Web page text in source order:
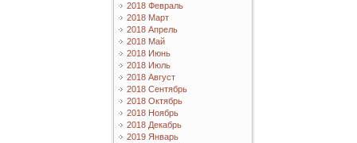
2018 Февраль
2018 Март
2018 Апрель
2018 Май
2018 Июнь
2018 Июль
2018 Август
2018 Сентябрь
2018 Октябрь
2018 Ноябрь
2018 Декабрь
2019 Январь